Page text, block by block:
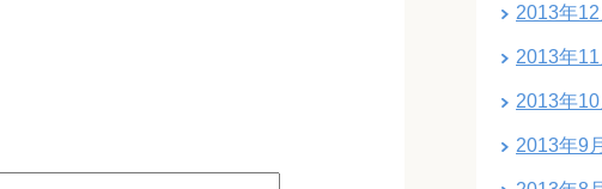
2013年12
2013年11
2013年10
2013年9月